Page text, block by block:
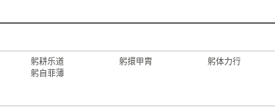
躬耕乐道 躬擐甲胄
躬体力行
躬自菲薄